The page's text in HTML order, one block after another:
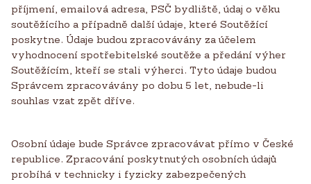
příjmení, emailová adresa, PSČ bydliště, údaj o věku
soutěžícího a případně další údaje, které Soutěžící
poskytne. Údaje budou zpracovávány za účelem
vyhodnocení spotřebitelské soutěže a předání výher
Soutěžícím, kteří se stali výherci. Tyto údaje budou
Správcem zpracovávány po dobu 5 let, nebude-li
souhlas vzat zpět dříve.
Osobní údaje bude Správce zpracovávat přímo v České
republice. Zpracování poskytnutých osobních údajů
probíhá v technicky i fyzicky zabezpečených